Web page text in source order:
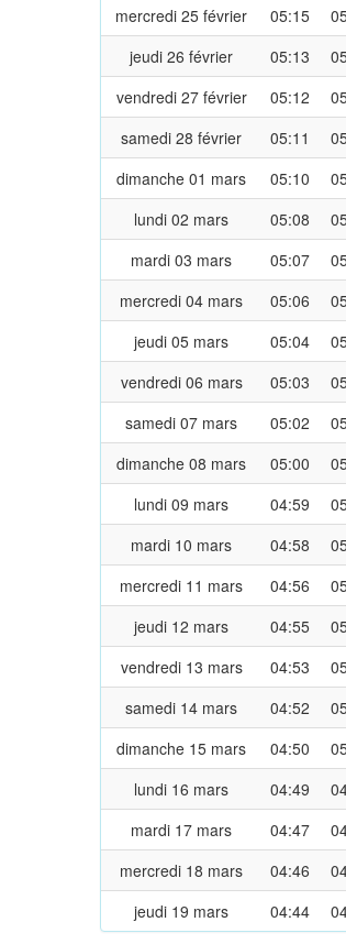
mercredi 25 février
05:15
jeudi 26 février
05:13
vendredi 27 février
05:12
samedi 28 février
05:11
dimanche 01 mars
05:10
lundi 02 mars
05:08
mardi 03 mars
05:07
mercredi 04 mars
05:06
jeudi 05 mars
05:04
vendredi 06 mars
05:03
samedi 07 mars
05:02
dimanche 08 mars
05:00
lundi 09 mars
04:59
mardi 10 mars
04:58
mercredi 11 mars
04:56
jeudi 12 mars
04:55
vendredi 13 mars
04:53
samedi 14 mars
04:52
dimanche 15 mars
04:50
lundi 16 mars
04:49
mardi 17 mars
04:47
mercredi 18 mars
04:46
jeudi 19 mars
04:44